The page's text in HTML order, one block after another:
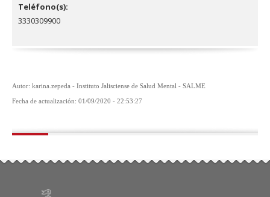
Teléfono(s):
3330309900
Autor: karina.zepeda - Instituto Jalisciense de Salud Mental - SALME
Fecha de actualización: 01/09/2020 - 22:53:27